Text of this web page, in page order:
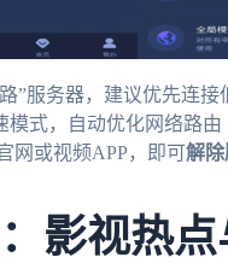
”服务器，建议优先连接
模式，自动优化网络路由
网或视频APP，即可 解除
影视热